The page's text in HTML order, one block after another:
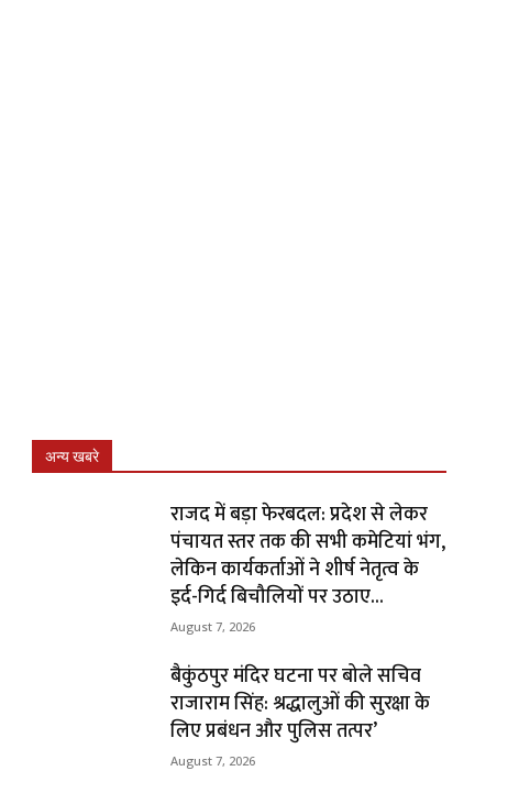
अन्य खबरे
राजद में बड़ा फेरबदल: प्रदेश से लेकर
पंचायत स्तर तक की सभी कमेटियां भंग,
लेकिन कार्यकर्ताओं ने शीर्ष नेतृत्व के
इर्द-गिर्द बिचौलियों पर उठाए...
August 7, 2026
बैकुंठपुर मंदिर घटना पर बोले सचिव
राजाराम सिंह: श्रद्धालुओं की सुरक्षा के
लिए प्रबंधन और पुलिस तत्पर’
August 7, 2026